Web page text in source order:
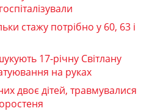
стажу потрібно у 60, 63 і
17-річну Світлану
на руках
двоє дітей, травмувалися